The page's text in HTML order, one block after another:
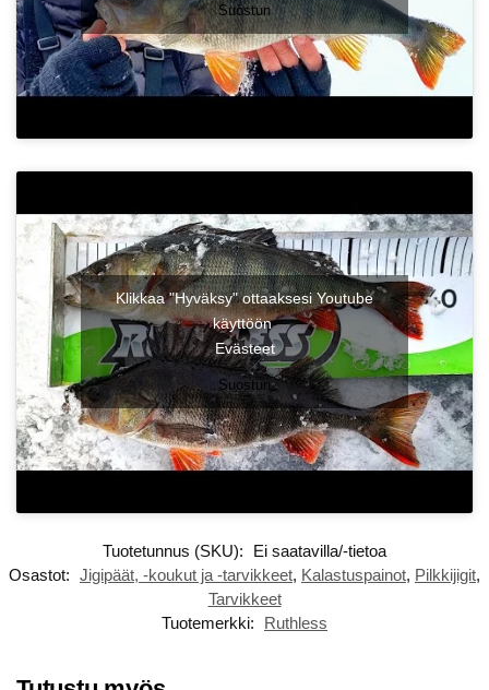
Suostun
Klikkaa "Hyväksy" ottaaksesi Youtube
käyttöön
Evästeet
Suostun
Tuotetunnus (SKU):
Ei saatavilla/-tietoa
Osastot: Jigipäät, -koukut ja -tarvikkeet, Kalastuspainot, Pilkkijigit,
Tarvikkeet
Tuotemerkki:
Ruthless